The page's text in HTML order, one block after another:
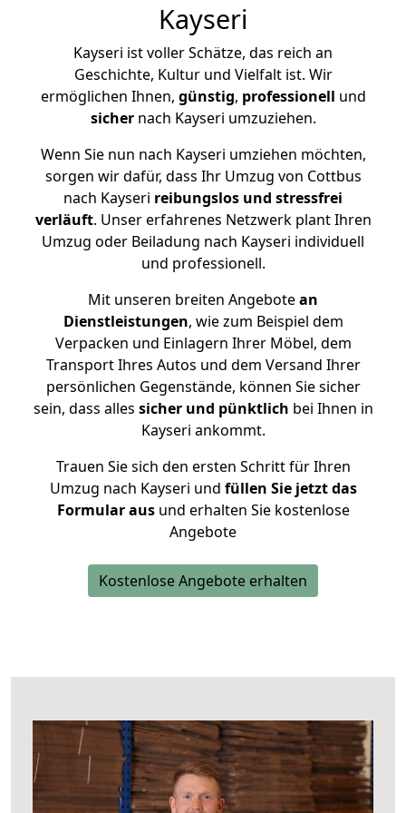
Kayseri
Kayseri ist voller Schätze, das reich an
Geschichte, Kultur und Vielfalt ist. Wir
ermöglichen Ihnen, günstig, professionell und
sichernach Kayseri umzuziehen.
Wenn Sie nun nach Kayseri umziehen möchten,
sorgen wir dafür, dass Ihr Umzug von Cottbus
nach Kayseri reibungslos und stressfrei
verläuft. Unser erfahrenes Netzwerk plant Ihren
Umzug oder Beiladung nach Kayseri individuell
und professionell.
Mit unseren breiten Angebotean
Dienstleistungen, wie zum Beispiel dem
Verpacken und Einlagern Ihrer Möbel, dem
Transport Ihres Autos und dem Versand Ihrer
persönlichen Gegenstände, können Sie sicher
sein, dass alles sicher und pünktlich bei Ihnen in
Kayseri ankommt.
Trauen Sie sich den ersten Schritt für Ihren
Umzug nach Kayseri und füllen Sie jetzt das
Formular ausund erhalten Sie kostenlose
Angebote
Kostenlose Angebote erhalten